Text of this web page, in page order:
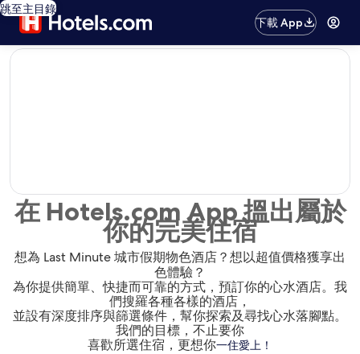
跳至主目錄
下載 App
editorial
在 Hotels.com App 搵出屬於
你的完美住宿
想為 Last Minute 城市假期物色酒店？想以超值價格獲享出
色體驗？
為你提供簡單、快捷而可靠的方式，預訂你的心水酒店。我
們搜羅各種各樣的酒店，
並設有深度排序與篩選條件，幫你探索及尋找心水落腳點。
我們的目標，不止要你
喜歡所選住宿，更想你一住愛上！